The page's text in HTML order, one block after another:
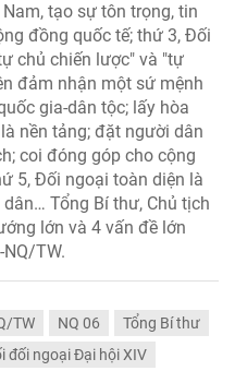
tạo sự tôn trọng, tin
đồng quốc tế; thứ 3, Đối
chủ chiến lược" và "tự
đảm nhận một sứ mệnh
gia-dân tộc; lấy hòa
nền tảng; đặt người dân
coi đóng góp cho cộng
5, Đối ngoại toàn diện là
Tổng Bí thư, Chủ tịch
lớn và 4 vấn đề lớn
TW.
TW NQ 06
Tổng Bí thư
đối ngoại Đại hội XIV